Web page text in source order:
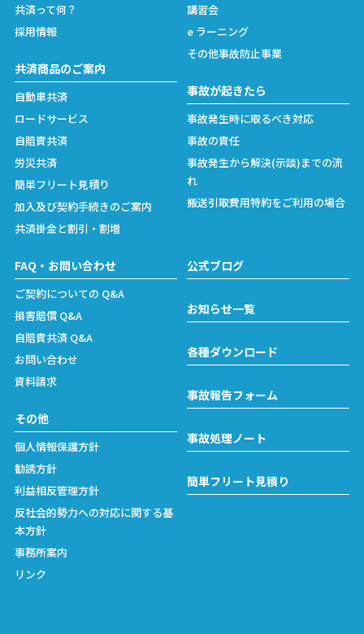
共済って何？
採用情報
共済商品のご案内
自動車共済
ロードサービス
自賠責共済
労災共済
簡単フリート見積り
加入及び契約手続きのご案内
共済掛金と割引・割増
講習会
e ラーニング
その他事故防止事業
事故が起きたら
事故発生時に取るべき対応
事故の責任
事故発生から解決(示談)までの流
れ
搬送引取費用特約をご利用の場合
FAQ・お問い合わせ
ご契約についての Q&A
損害賠償 Q&A
自賠責共済 Q&A
お問い合わせ
資料請求
その他
個人情報保護方針
勧誘方針
利益相反管理方針
反社会的勢力への対応に関する基
本方針
事務所案内
リンク
公式ブログ
お知らせ一覧
各種ダウンロード
事故報告フォーム
事故処理ノート
簡単フリート見積り